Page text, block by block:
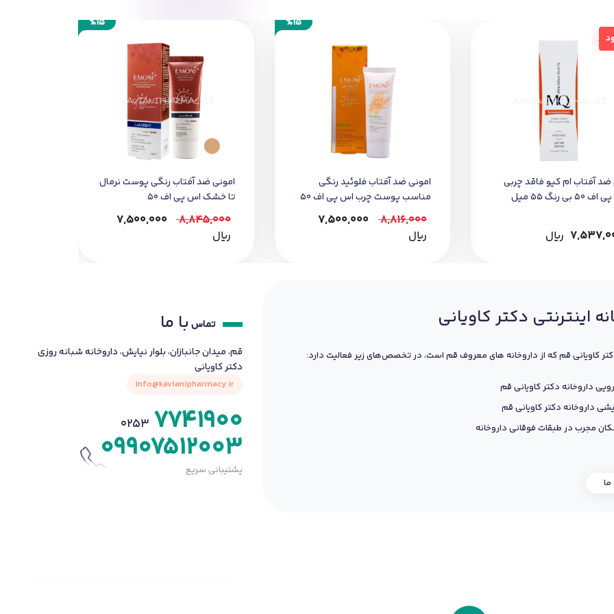
ضد آفتاب ام کیو فاقد چربی
بی رنگ 55 میل
﷼
%15
امونی ضد آفتاب فلوئید رنگی
مناسب پوست چرب اس پی اف 50
8,816,000
7,500,000
﷼
%15
امونی ضد آفتاب رنگی پوست نرمال
تا خشک اس پی اف 50
8,845,000
7,500,000
﷼
اینترنتی دکتر کاویانی
کاویانی قم که از داروخانه های معروف قم است، در تخصص‌های زیر فعالیت دارد:
داروخانه دکتر کاویانی قم
داروخانه دکتر کاویانی قم
مجرب در طبقات فوقانی داروخانه
ما
تماس با ما
قم، میدان جانبازان، بلوار نیایش، داروخانه شبانه روزی
دکتر کاویانی
info@kavianipharmacy.ir
0253 7741900
09907512003
پشتیبانی سریع